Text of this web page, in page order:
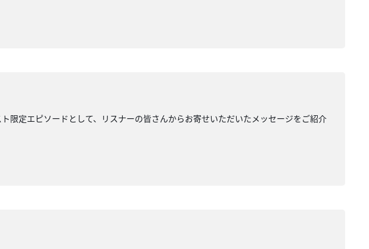
限定エピソードとして、リスナーの皆さんからお寄せいただいたメッセージをご紹介